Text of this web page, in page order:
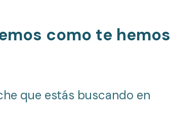
como te hemos
que estás buscando en